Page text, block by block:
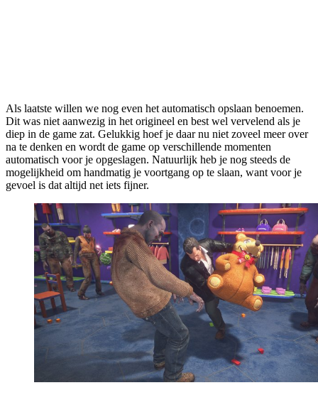
Als laatste willen we nog even het automatisch opslaan benoemen.
Dit was niet aanwezig in het origineel en best wel vervelend als je
diep in de game zat. Gelukkig hoef je daar nu niet zoveel meer over
na te denken en wordt de game op verschillende momenten
automatisch voor je opgeslagen. Natuurlijk heb je nog steeds de
mogelijkheid om handmatig je voortgang op te slaan, want voor je
gevoel is dat altijd net iets fijner.